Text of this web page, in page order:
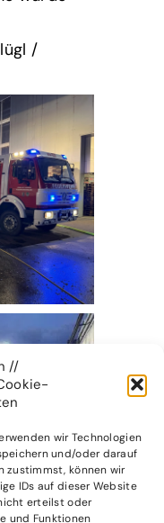
//
wir Technologien
und/oder darauf
zustimmst, können wir
IDs auf dieser Website
erteilst oder
und Funktionen
/